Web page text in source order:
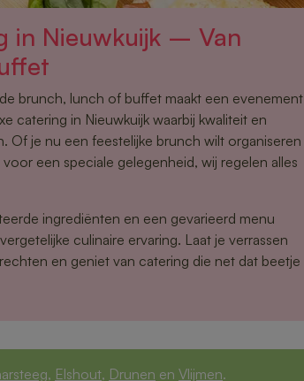
in Nieuwkuijk – Van
brunch, lunch of buffet maakt een evenement
catering in Nieuwkuijk waarbij kwaliteit en
Of je nu een feestelijke brunch wilt organiseren
een speciale gelegenheid, wij regelen alles
ingrediënten en een gevarieerd menu
culinaire ervaring. Laat je verrassen
en geniet van catering die net dat beetje
, Elshout, Drunen en Vlijmen.